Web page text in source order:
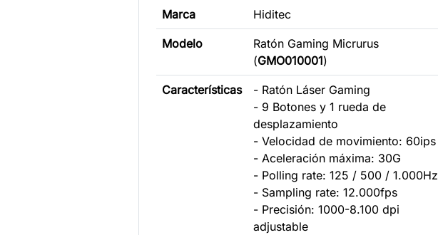
Marca Hiditec
Modelo
Ratón Gaming Micrurus
(GMO010001)
Características
- Ratón Láser Gaming
- 9 Botones y 1 rueda de
desplazamiento
- Velocidad de movimiento: 60ips
- Aceleración máxima: 30G
- Polling rate: 125 / 500 / 1.000Hz
- Sampling rate: 12.000fps
- Precisión: 1000-8.100 dpi
adjustable